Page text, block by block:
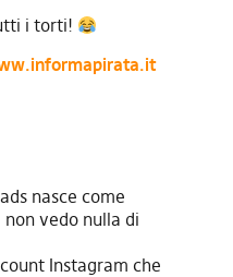
i torti!
nasce come
vedo nulla di
Instagram che